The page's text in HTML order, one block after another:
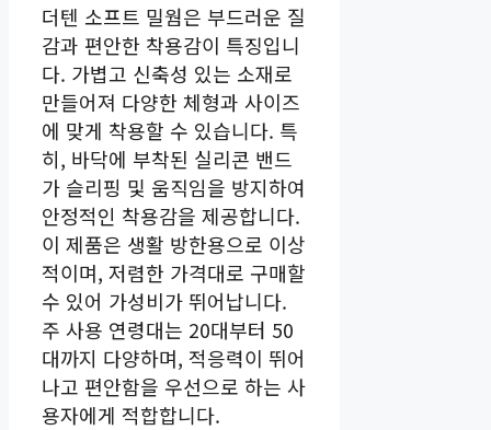
더텐 소프트 밀웜은 부드러운 질
감과 편안한 착용감이 특징입니
다. 가볍고 신축성 있는 소재로
만들어져 다양한 체형과 사이즈
에 맞게 착용할 수 있습니다. 특
히, 바닥에 부착된 실리콘 밴드
가 슬리핑 및 움직임을 방지하여
안정적인 착용감을 제공합니다.
이 제품은 생활 방한용으로 이상
적이며, 저렴한 가격대로 구매할
수 있어 가성비가 뛰어납니다.
주 사용 연령대는 20대부터 50
대까지 다양하며, 적응력이 뛰어
나고 편안함을 우선으로 하는 사
용자에게 적합합니다.